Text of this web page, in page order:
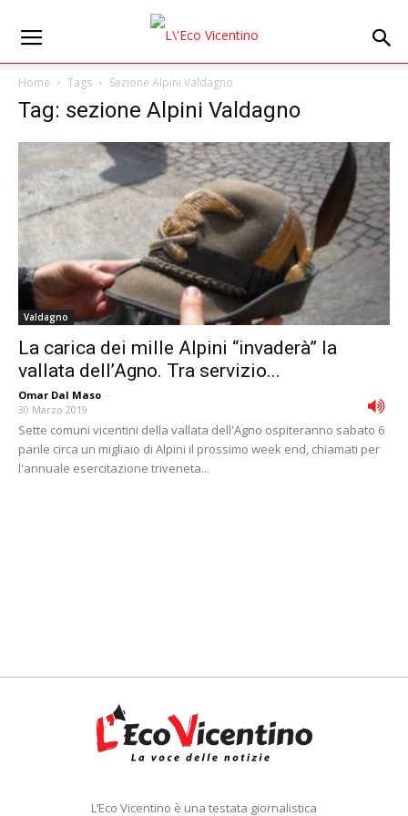
Home Tags Sezione Alpini Valdagno
Tag: sezione Alpini Valdagno
Valdagno
La carica dei mille Alpini “invaderà” la
vallata dell’Agno. Tra servizio...
Omar Dal Maso -
30 Marzo 2019
Sette comuni vicentini della vallata dell'Agno ospiteranno sabato 6
parile circa un migliaio di Alpini il prossimo week end, chiamati per
l'annuale esercitazione triveneta...
L’Eco Vicentino è una testata giornalistica